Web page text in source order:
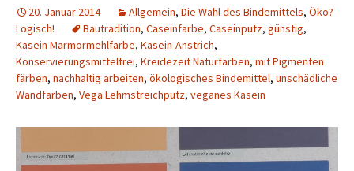
20. Januar 2014 Allgemein, Die Wahl des Bindemittels, Öko?
Logisch!
Bautradition, Caseinfarbe, Caseinputz, günstig,
Kasein Marmormehlfarbe, Kasein-Anstrich,
Konservierungsmittelfrei, Kreidezeit Naturfarben, mit Pigmenten
färben, nachhaltig arbeiten, ökologisches Bindemittel, unschädliche
Wandfarben, Vega Lehmstreichputz, veganes Kasein